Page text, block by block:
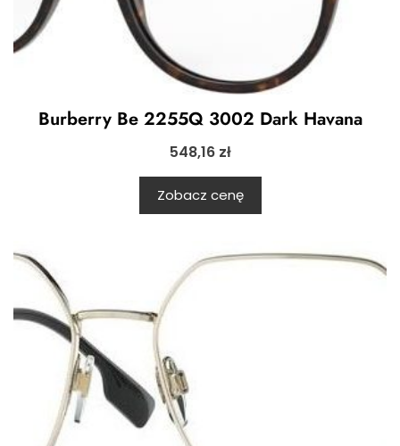
Burberry Be 2255Q 3002 Dark Havana
548,16 zł
Zobacz cenę